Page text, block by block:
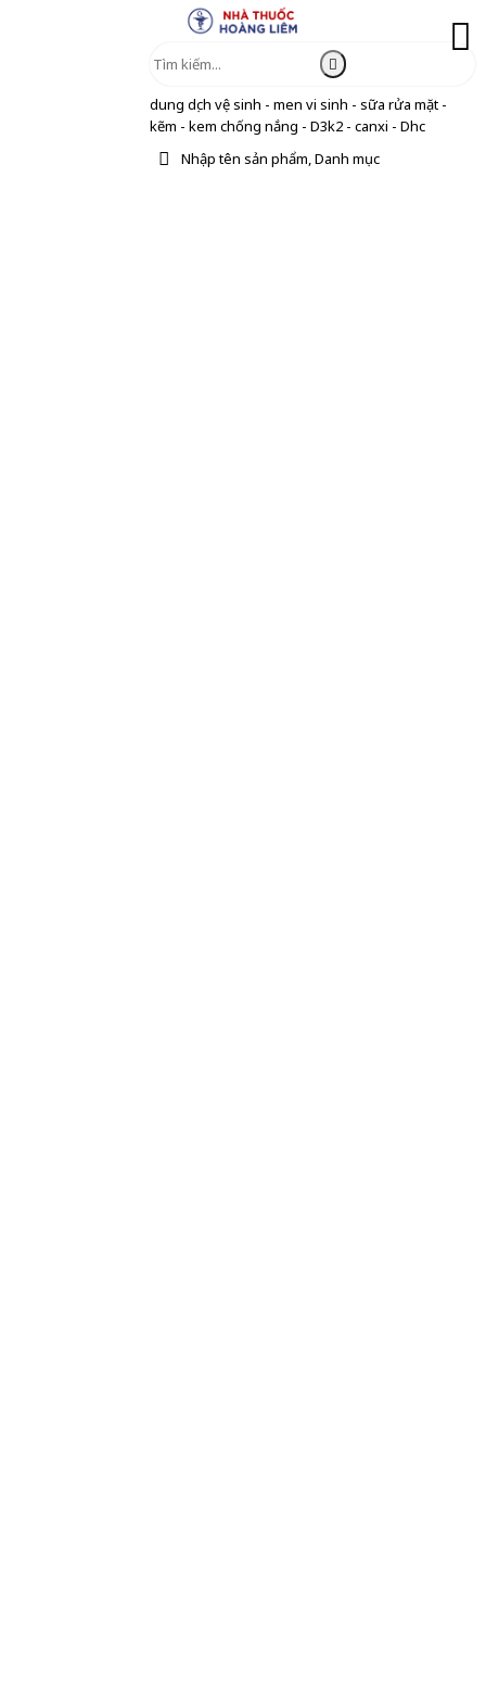
dung dịch vệ sinh - men vi sinh - sữa rửa mặt -
kẽm - kem chống nắng - D3k2 - canxi - Dhc
Nhập tên sản phẩm, Danh mục